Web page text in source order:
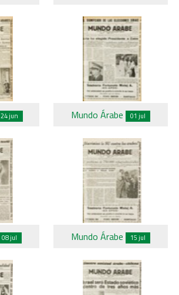
24 jun Mundo Árabe 01 jul
08 jul Mundo Árabe 15 jul